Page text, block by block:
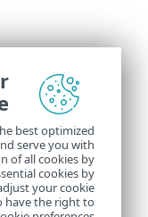
best optimized
serve you with
of all cookies by
cookies by
your cookie
have the right to